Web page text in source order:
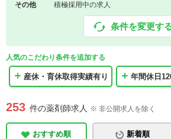
その他
積極採用中の求人
条件を変更す
人気のこだわり条件を追加する
産休・育休取得実績有り 年間休日
253 件の薬剤師求人 ※ 非公開求人を除く
おすすめ順 新着順